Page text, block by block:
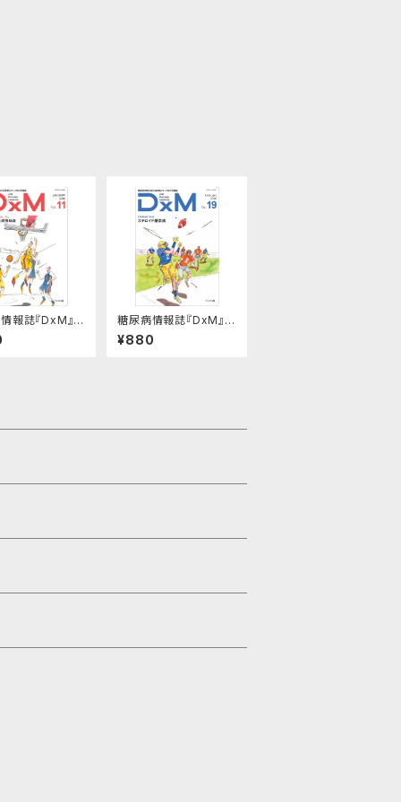
報誌『DxM』 v
糖尿病情報誌『DxM』 v
ol.19
¥880